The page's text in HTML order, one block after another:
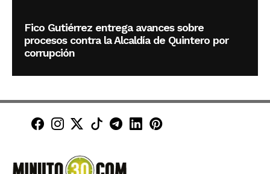
Fico Gutiérrez entrega avances sobre
procesos contra la Alcaldía de Quintero por
corrupción
Minuto30 en Facebook
Minuto30 en Instagram
Minuto30 en X (Twitter)
Minuto30 en TikTok
Canal de Minuto30 en
Minuto30 en LinkedIn
Minuto30 en